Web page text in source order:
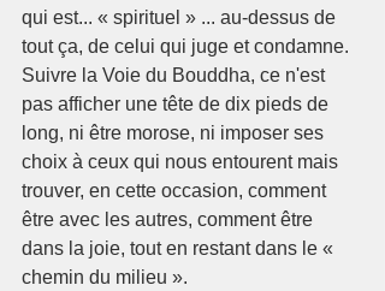
qui est... « spirituel » ... au-dessus de
tout ça, de celui qui juge et condamne.
Suivre la Voie du Bouddha, ce n'est
pas afficher une tête de dix pieds de
long, ni être morose, ni imposer ses
choix à ceux qui nous entourent mais
trouver, en cette occasion, comment
être avec les autres, comment être
dans la joie, tout en restant dans le «
chemin du milieu ».